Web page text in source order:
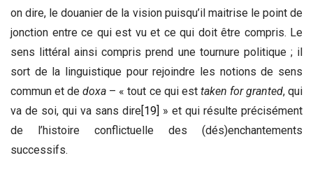
on dire, le douanier de la vision puisqu’il maitrise le point de
jonction entre ce qui est vu et ce qui doit être compris. Le
sens littéral ainsi compris prend une tournure politique ; il
sort de la linguistique pour rejoindre les notions de sens
commun et dedoxa – « tout ce qui est taken for granted, qui
va de soi, qui va sans dire [19] » et qui résulte précisément
de l’histoire conflictuelle des (dés)enchantements
successifs.